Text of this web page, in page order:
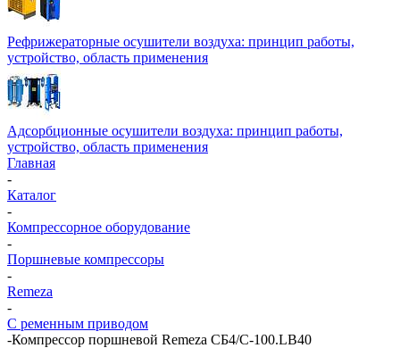
Рефрижераторные осушители воздуха: принцип работы,
устройство, область применения
Адсорбционные осушители воздуха: принцип работы,
устройство, область применения
Главная
-
Каталог
-
Компрессорное оборудование
-
Поршневые компрессоры
-
Remeza
-
С ременным приводом
-Компрессор поршневой Remeza СБ4/С-100.LB40